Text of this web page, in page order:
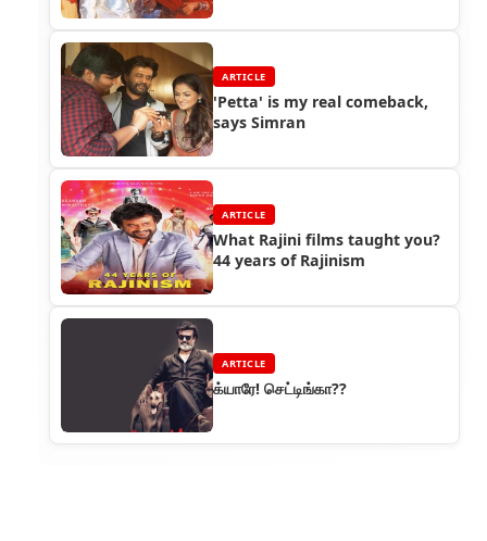
ARTICLE
'Petta' is my real comeback,
says Simran
ARTICLE
What Rajini films taught you?
44 years of Rajinism
ARTICLE
க்யாரே! செட்டிங்கா??